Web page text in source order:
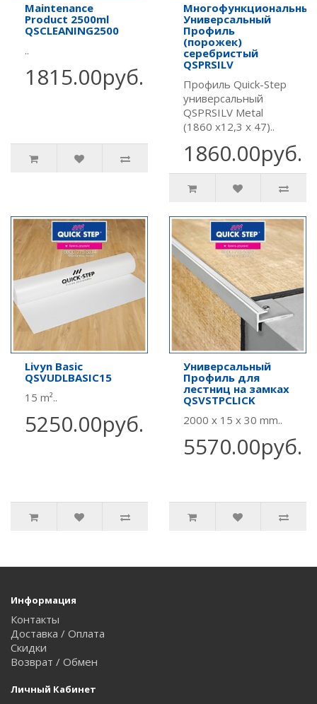
Maintenance
Product 2500ml
QSCLEANING2500
..
1815.00руб.
Многофункциональный
Универсальный
Профиль
(порожек)
серебристый
QSPRSILV
Профиль Quick-Step
универсальный
QSPRSILV Metal
(1860 х12,3 х 47)..
1860.00руб.
Livyn Basic
QSVUDLBASIC15
15 m²..
5250.00руб.
Универсальный
Профиль для
лестниц на замках
QSVSTPCLICK
2000 x 15 x 30 mm..
5570.00руб.
Информация
Контакты
Доставка / Оплата
Скидки
Возврат / Обмен
Личный Кабинет